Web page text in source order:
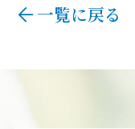
一覧に戻る